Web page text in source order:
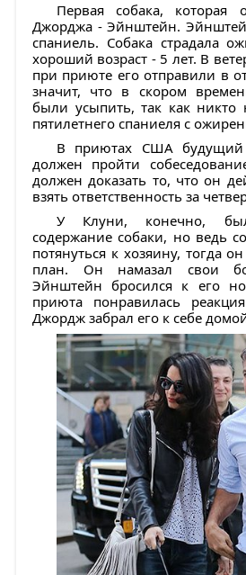
Первая собака, которая
Джорджа - Эйнштейн.
спаниель. Собака страдала
хороший возраст - 5 лет. В
при приюте его отправили в
значит, что в скором
были усыпить, так как никто
пятилетнего спаниеля с
В приютах США будущий
должен пройти
должен доказать то, что он
взять ответственность за
У Клуни, конечно,
содержание собаки, но ведь
потянуться к хозяину, тогда
план. Он намазал свои
Эйнштейн бросился к его
приюта понравилась
Джордж забрал его к себе